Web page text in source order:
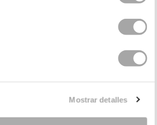
Mostrar detalles